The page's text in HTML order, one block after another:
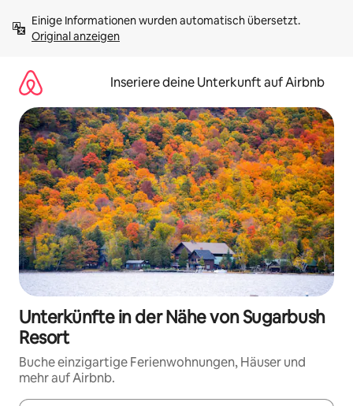
Inhalten
springenOriginal anzeigen
Inseriere deine Unterkunft auf Airbnb
Unterkünfte in der Nähe von Sugarbush
Resort
Buche einzigartige Ferienwohnungen, Häuser und
mehr auf Airbnb.